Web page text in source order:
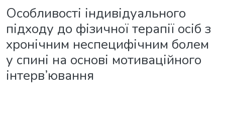
Особливості індивідуального
підходу до фізичної терапії осіб з
хронічним неспецифічним болем
у спині на основі мотиваційного
інтерв’ювання